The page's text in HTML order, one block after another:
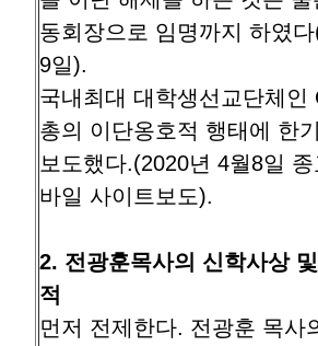
동회장으로 임명까지 하였
9일).
국내최대 대학생선교단체인
총의 이단옹호적 행태에 한
보도했다.(2020년 4월8일
바일 사이트보도).
2. 전광훈목사의 신학사상
적
먼저 전제한다. 전광훈 목사